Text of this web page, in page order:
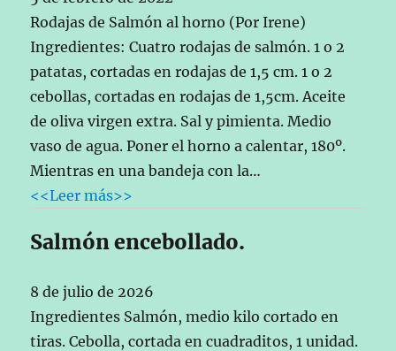
Rodajas de Salmón al horno (Por Irene)
Ingredientes: Cuatro rodajas de salmón. 1 o 2
patatas, cortadas en rodajas de 1,5 cm. 1 o 2
cebollas, cortadas en rodajas de 1,5cm. Aceite
de oliva virgen extra. Sal y pimienta. Medio
vaso de agua. Poner el horno a calentar, 180º.
Mientras en una bandeja con la…
<<Leer más>>
Salmón encebollado.
8 de julio de 2026
Ingredientes Salmón, medio kilo cortado en
tiras. Cebolla, cortada en cuadraditos, 1 unidad.